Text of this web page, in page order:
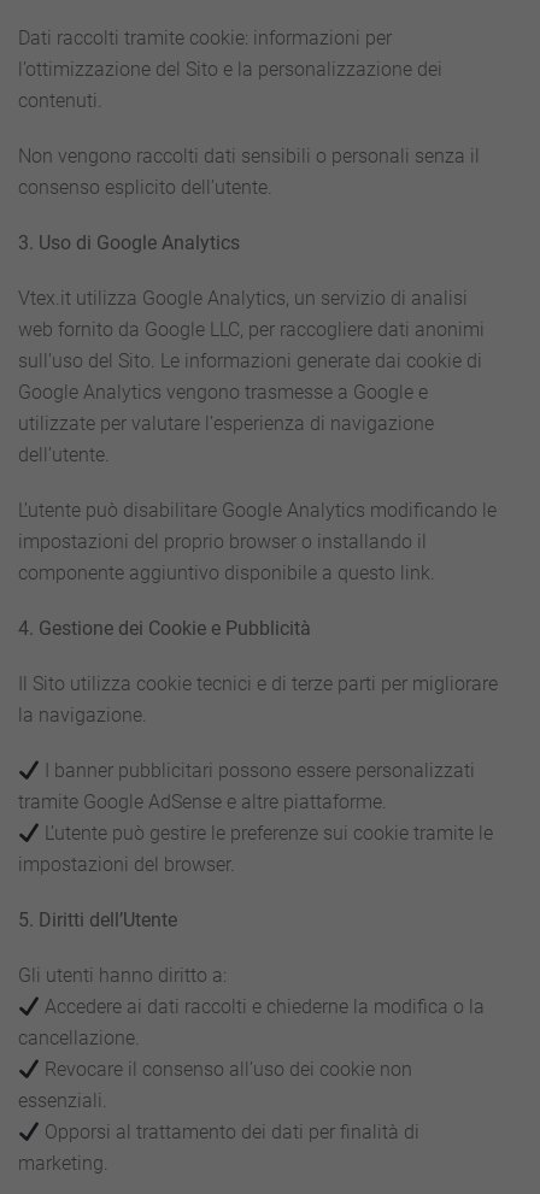
Dati raccolti tramite cookie: informazioni per
l’ottimizzazione del Sito e la personalizzazione dei
contenuti.
Non vengono raccolti dati sensibili o personali senza il
consenso esplicito dell’utente.
3. Uso di Google Analytics
Vtex.it utilizza Google Analytics, un servizio di analisi
web fornito da Google LLC, per raccogliere dati anonimi
sull’uso del Sito. Le informazioni generate dai cookie di
Google Analytics vengono trasmesse a Google e
utilizzate per valutare l’esperienza di navigazione
dell’utente.
L’utente può disabilitare Google Analytics modificando le
impostazioni del proprio browser o installando il
componente aggiuntivo disponibile a questo link.
4. Gestione dei Cookie e Pubblicità
Il Sito utilizza cookie tecnici e di terze parti per migliorare
la navigazione.
I banner pubblicitari possono essere personalizzati
tramite Google AdSense e altre piattaforme.
L’utente può gestire le preferenze sui cookie tramite le
impostazioni del browser.
5. Diritti dell’Utente
Gli utenti hanno diritto a:
Accedere ai dati raccolti e chiederne la modifica o la
cancellazione.
Revocare il consenso all’uso dei cookie non
essenziali.
Opporsi al trattamento dei dati per finalità di
marketing.